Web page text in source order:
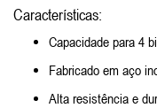
Características:
Capacidade para 4
Fabricado em aço
Alta resistência e